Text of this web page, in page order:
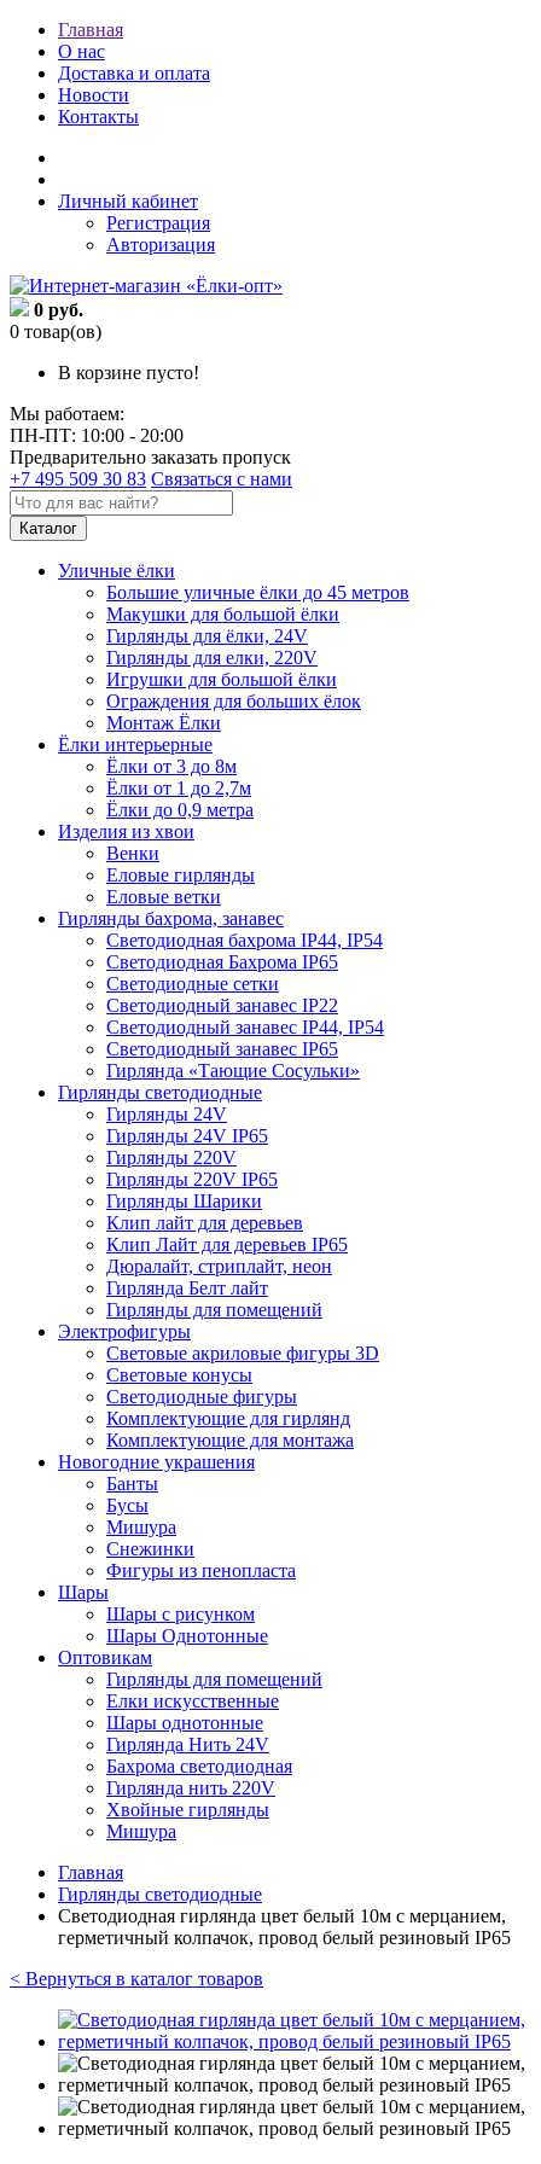
Главная
О нас
Доставка и оплата
Новости
Контакты
Личный кабинет
Регистрация
Авторизация
0 руб.
0 товар(ов)
В корзине пусто!
Мы работаем:
ПН-ПТ: 10:00 - 20:00
Предварительно заказать пропуск
+7 495 509 30 83 Связаться с нами
Каталог
Уличные ёлки
Большие уличные ёлки до 45 метров
Макушки для большой ёлки
Гирлянды для ёлки, 24V
Гирлянды для елки, 220V
Игрушки для большой ёлки
Ограждения для больших ёлок
Монтаж Ёлки
Ёлки интерьерные
Ёлки от 3 до 8м
Ёлки от 1 до 2,7м
Ёлки до 0,9 метра
Изделия из хвои
Венки
Еловые гирлянды
Еловые ветки
Гирлянды бахрома, занавес
Светодиодная бахрома IP44, IP54
Светодиодная Бахрома IP65
Светодиодные сетки
Светодиодный занавес IP22
Светодиодный занавес IP44, IP54
Светодиодный занавес IP65
Гирлянда «Тающие Сосульки»
Гирлянды светодиодные
Гирлянды 24V
Гирлянды 24V IP65
Гирлянды 220V
Гирлянды 220V IP65
Гирлянды Шарики
Клип лайт для деревьев
Клип Лайт для деревьев IP65
Дюралайт, стриплайт, неон
Гирлянда Белт лайт
Гирлянды для помещений
Электрофигуры
Световые акриловые фигуры 3D
Световые конусы
Светодиодные фигуры
Комплектующие для гирлянд
Комплектующие для монтажа
Новогодние украшения
Банты
Бусы
Мишура
Снежинки
Фигуры из пенопласта
Шары
Шары с рисунком
Шары Однотонные
Оптовикам
Гирлянды для помещений
Елки искусственные
Шары однотонные
Гирлянда Нить 24V
Бахрома светодиодная
Гирлянда нить 220V
Хвойные гирлянды
Мишура
Главная
Гирлянды светодиодные
Светодиодная гирлянда цвет белый 10м с мерцанием,
герметичный колпачок, провод белый резиновый IP65
< Вернуться в каталог товаров